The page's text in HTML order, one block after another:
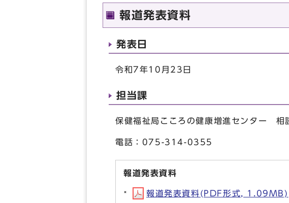
報道発表資料
発表日
令和7年10月23日
担当課
保健福祉局こころの健康増進センター 相
電話：075-314-0355
報道発表資料
報道発表資料(PDF形式, 1.09MB)